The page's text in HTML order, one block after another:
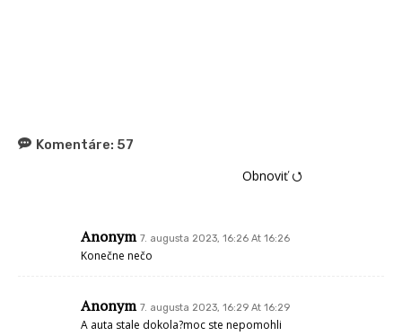
Komentáre: 57
Obnoviť ⭯
Anonym 7. augusta 2023, 16:26 At 16:26
Konečne nečo
Anonym 7. augusta 2023, 16:29 At 16:29
A auta stale dokola?moc ste nepomohli